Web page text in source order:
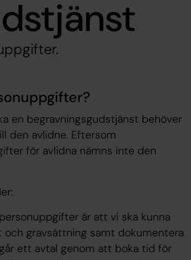
en begravningsgudstjänst behöver
den avlidne. Eftersom
för avlidna nämns inte den
är att vi ska kunna
gravsättning samt dokumentera
ett avtal genom att boka tid för